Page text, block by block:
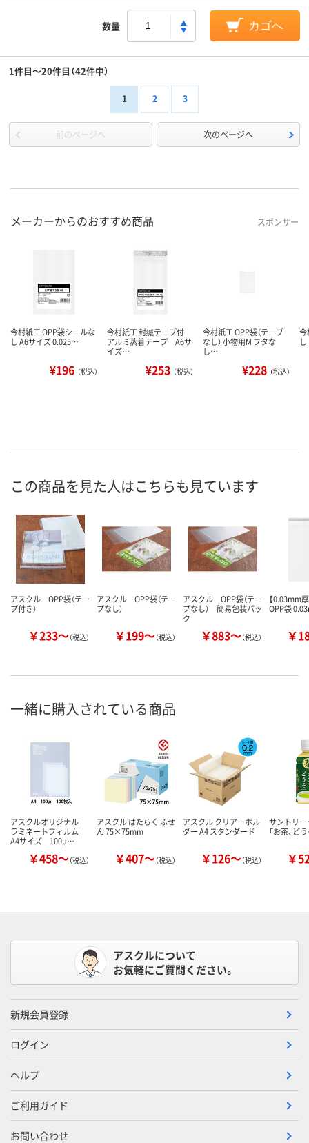
数量 カゴへ
1件目～20件目（42件中）
1 2 3
前のページへ 次のページへ
メーカーからのおすすめ商品 スポンサー
今村紙工 OPP袋シールな
し A6サイズ 0.025…
¥196 （税込）
今村紙工 封緘テープ付
アルミ蒸着テープ A6サ
イズ…
¥253 （税込）
今村紙工 OPP袋（テープ
なし） 小物用M フタな
し…
¥228 （税込）
今
この商品を見た人はこちらも見ています
アスクル OPP袋（テー
プ付き）
￥233～（税込）
アスクル OPP袋（テー
プなし）
￥199～（税込）
アスクル OPP袋（テー
プなし） 簡易包装パッ
ク
￥883～（税込）
【0.03mm
OPP袋
￥
一緒に購入されている商品
アスクルオリジナル
ラミネートフィルム
A4サイズ 100μ…
￥458～（税込）
アスクル はたらく ふせ
ん 75×75mm
￥407～（税込）
アスクル クリアーホル
ダー A4 スタンダード
￥126～（税込）
サントリー
「お茶、ど
￥
アスクルについて
お気軽にご質問ください。
新規会員登録
ログイン
ヘルプ
ご利用ガイド
お問い合わせ